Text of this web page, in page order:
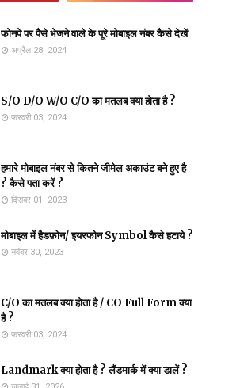
फोनपे पर पैसे भेजने वाले के पूरे मोबाइल नंबर कैसे देखें
अप्रैल 28, 2024
S/O D/O W/O C/O का मतलब क्या होता है ?
फ़रवरी 03, 2024
हमारे मोबाइल नंबर से कितने जीमेल अकाउंट बने हुए है
? कैसे पता करें ?
दिसंबर 01, 2023
मोबाइल में हैडफ़ोन/ इयरफोन Symbol कैसे हटाये ?
नवंबर 30, 2023
C/O का मतलब क्या होता है / CO Full Form क्या
है ?
फ़रवरी 03, 2024
Landmark क्या होता है ? लैंडमार्क में क्या डालें ?